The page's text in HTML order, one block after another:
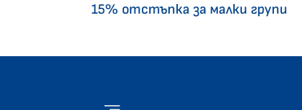
15% отстъпка за малки групи